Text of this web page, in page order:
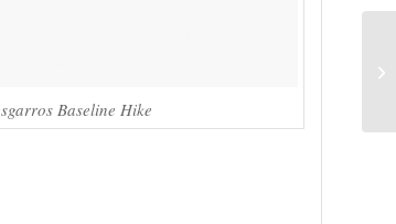
Baseline Hike